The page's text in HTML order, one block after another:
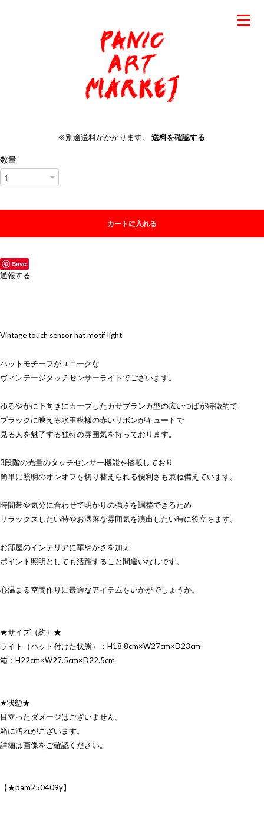
※別途送料がかかります。 送料を確認する
数量
カートに入れる
Save
通報する
Vintage touch sensor hat motif light
ハットモチーフがユニークな
ヴィンテージタッチセンサーライトでございます。
ゆるやかに下向きにカーブしたカサブランカ型の広いつばが特徴的で
ブラックに映える水玉模様の赤いリボンがキュートで
見る人を魅了する独特の雰囲気を持っております。
3段階の光量のタッチセンサー機能を搭載しており
簡単に照明のオンオフを切り替えられる便利さも兼ね備えています。
時間帯や気分に合わせて明かりの強さを調整できるため
リラックスしたい時やお洒落な雰囲気を演出したい時に役立ちます。
お部屋のインテリアに華やかさを加え
ポイント照明としても活躍すること間違いなしです。
心温まる空間作りに最適なアイテムをいかがでしょうか。
★サイズ（約）★
ライト（ハット付けた状態）：H18.8cm×W27cm×D23cm
箱：H22cm×W27.5cm×D22.5cm
★状態★
目立ったダメージはございません。
箱に汚れがございます。
詳細は画像をご確認ください。
【★pam250409y】